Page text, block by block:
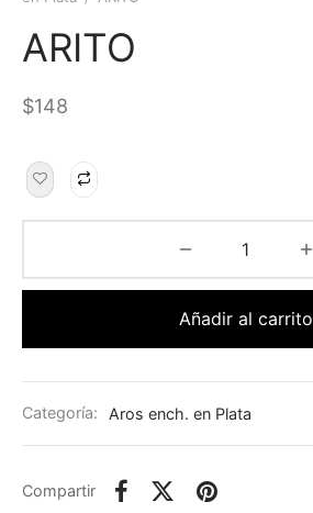
ARITO
$148
Añadir al carrito
Categoría: Aros ench. en Plata
Compartir